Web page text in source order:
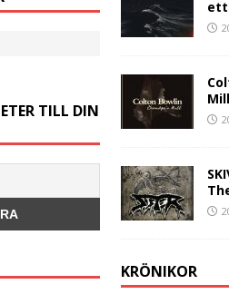
TILL DIN
ett
Mill
KRÖNIKOR